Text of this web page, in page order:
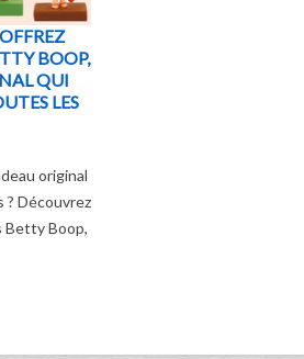
BOOP,
QUI
LES
original
? Découvrez
Betty Boop,